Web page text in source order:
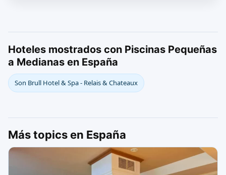
Hoteles mostrados con Piscinas Pequeñas
a Medianas en España
Son Brull Hotel & Spa - Relais & Chateaux
Más topics en España